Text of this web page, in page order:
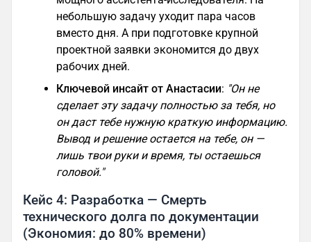
небольшую задачу уходит пара часов
вместо дня. А при подготовке крупной
проектной заявки экономится до двух
рабочих дней.
Ключевой инсайт от Анастасии: "Он не
сделает эту задачу полностью за тебя, но
он даст тебе нужную краткую информацию.
Вывод и решение остается на тебе, он —
лишь твои руки и время, ты остаешься
головой."
Кейс 4: Разработка — Смерть
технического долга по документации
(Экономия: до 80% времени)